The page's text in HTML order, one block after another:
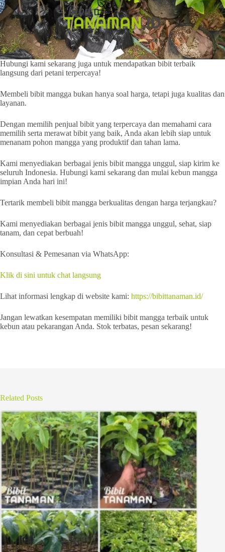
Hubungi kami sekarang juga untuk mendapatkan bibit terbaik
langsung dari petani terpercaya!
Membeli bibit mangga bukan hanya soal harga, tetapi juga kualitas dan
layanan.
Dengan memilih penjual bibit yang terpercaya dan memahami cara
memilih serta merawat bibit yang baik, Anda akan lebih siap untuk
menanam pohon mangga yang produktif dan tahan lama.
Kami menyediakan berbagai jenis bibit mangga unggul, siap kirim ke
seluruh Indonesia. Hubungi kami sekarang dan mulai kebun mangga
impian Anda hari ini!
Tertarik membeli bibit mangga berkualitas dengan harga terjangkau?
Kami menyediakan berbagai jenis bibit mangga unggul, sehat, siap
tanam, dan cepat berbuah!
Konsultasi & Pemesanan via WhatsApp:
Klik di sini untuk chat langsung
Lihat informasi lengkap di website kami: https://bibittanaman.id/
Jangan lewatkan kesempatan memiliki bibit mangga terbaik untuk
kebun atau pekarangan Anda. Stok terbatas, pesan sekarang!
Related Posts